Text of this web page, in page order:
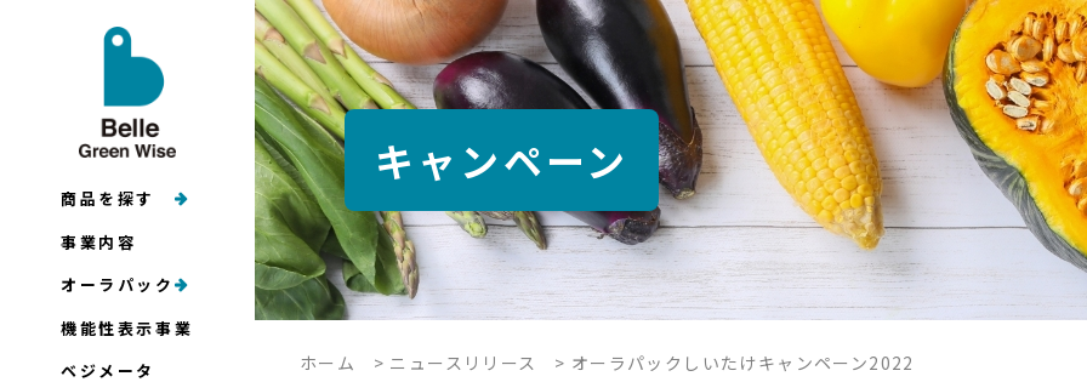
商品を探す
事業内容
オーラパック
機能性表示事業
ベジメータ
キャンペーン
ホーム > ニュースリリース > オーラパックしいたけキャンペーン2022